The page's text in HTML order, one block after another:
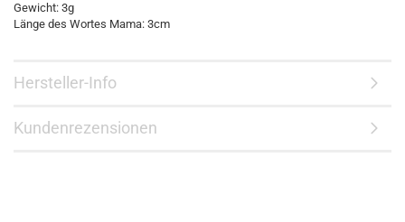
Gewicht: 3g
Länge des Wortes Mama: 3cm
Hersteller-Info
Kundenrezensionen